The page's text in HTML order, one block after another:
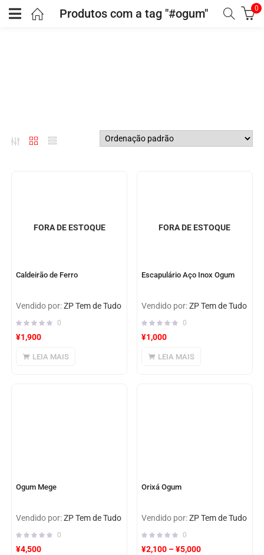
Produtos com a tag "#ogum" 0
FORA DE ESTOQUE
Caldeirão de Ferro
Vendido por:ZP Tem de Tudo
0
¥1,900
LEIA MAIS
FORA DE ESTOQUE
Escapulário Aço Inox Ogum
Vendido por:ZP Tem de Tudo
0
¥1,000
LEIA MAIS
Ogum Mege
Vendido por:ZP Tem de Tudo
0
¥4,500
Orixá Ogum
Vendido por:ZP Tem de Tudo
0
¥2,100 –¥5,000